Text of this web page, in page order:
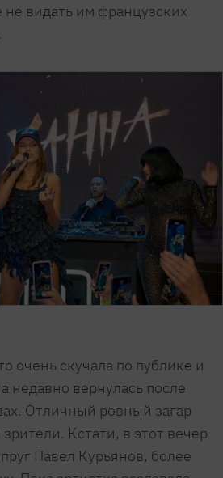
не видать им французских
очень скучала по публике и
недавно вернулась после
Отличный ровный загар
Кстати, в этот вечер
Павел Курьянов, более